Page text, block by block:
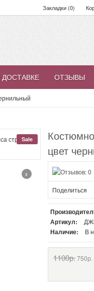
Закладки (0)
ОТЗЫВЫ
Sale
›
цвет
Поделиться
Артикул:
Наличие: В
1100р.750р.